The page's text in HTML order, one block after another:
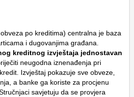
po kreditima) centralna je baza
i dugovanjima građana.
kreditnog izvještaja jednostavan
neugodna iznenađenja pri
Izvještaj pokazuje sve obveze,
a banke ga koriste za procjenu
savjetuju da se provjera